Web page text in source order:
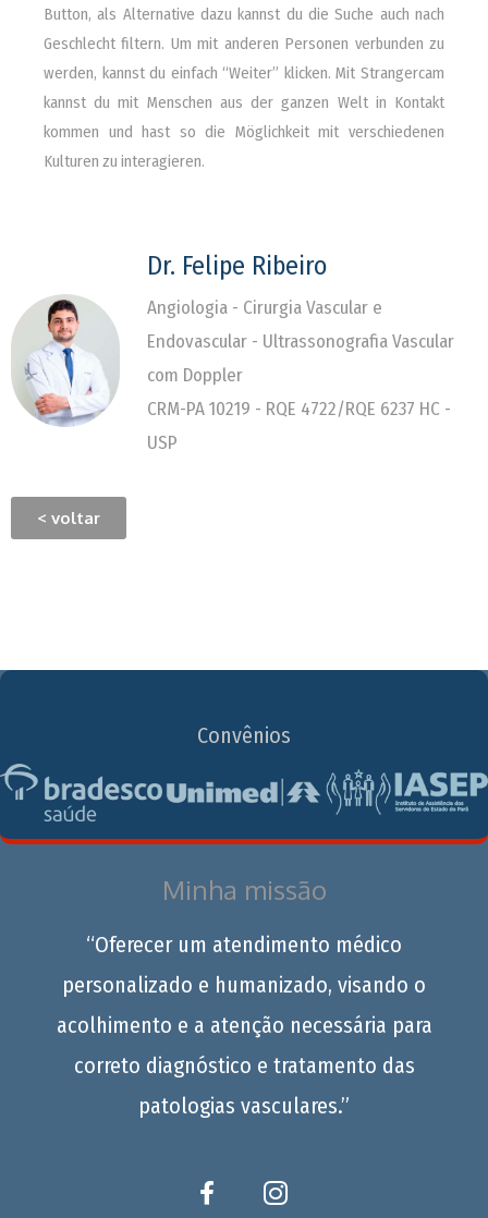
Button, als Alternative dazu kannst du die Suche auch nach
Geschlecht filtern. Um mit anderen Personen verbunden zu
werden, kannst du einfach “Weiter” klicken. Mit Strangercam
kannst du mit Menschen aus der ganzen Welt in Kontakt
kommen und hast so die Möglichkeit mit verschiedenen
Kulturen zu interagieren.
Dr. Felipe Ribeiro
Angiologia - Cirurgia Vascular e
Endovascular - Ultrassonografia Vascular
com Doppler
CRM-PA 10219 - RQE 4722/RQE 6237 HC -
USP
< voltar
Convênios
Minha missão
“Oferecer um atendimento médico
personalizado e humanizado, visando o
acolhimento e a atenção necessária para
correto diagnóstico e tratamento das
patologias vasculares.”